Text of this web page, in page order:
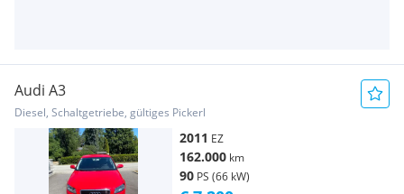
Audi A3
Diesel, Schaltgetriebe, gültiges Pickerl
2011 EZ
162.000 km
90 PS (66 kW)